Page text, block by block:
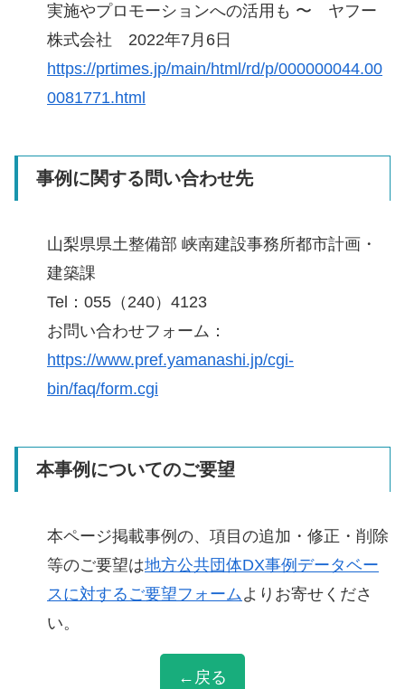
←戻る
実施やプロモーションへの活用も 〜 ヤフー
株式会社 2022年7月6日
https://prtimes.jp/main/html/rd/p/000000044.00
0081771.html
事例に関する問い合わせ先
山梨県県土整備部 峡南建設事務所都市計画・
建築課
Tel：055（240）4123
お問い合わせフォーム：
https://www.pref.yamanashi.jp/cgi-
bin/faq/form.cgi
本事例についてのご要望
本ページ掲載事例の、項目の追加・修正・削除
等のご要望は地方公共団体DX事例データベー
スに対するご要望フォーム よりお寄せくださ
い。